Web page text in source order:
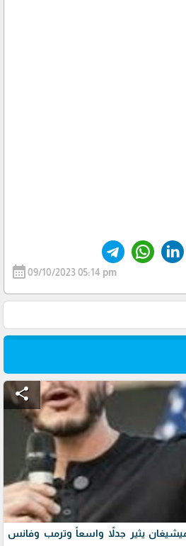
calendar_month09/10/2023 05:14 pm
share
يثير جدلاً واسعاً وترمب وفانس